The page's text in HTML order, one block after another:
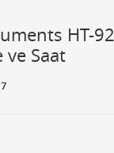
HT-
Saat